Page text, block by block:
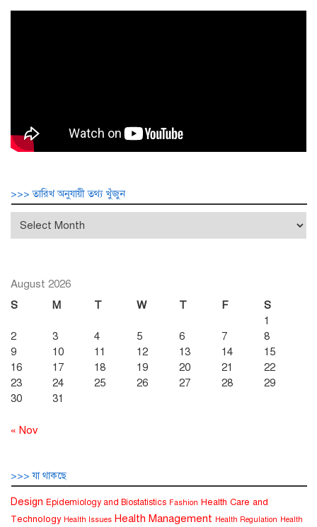
>>> তারিখ অনুযায়ী তথ্য খুঁজুন
>>>
খুঁজুন
August 2026
S
M T W T F
S
1
2
3 4 5 6 7
8
9
10 11 12 13 14
15
16
17 18 19 20 21
22
23
24 25 26 27 28
29
30
31
« Nov
>>> যা থাকছে
Design Epidemiology and Biostatistics Fashion Health Care and
Technology Health Issues Health Management Health Regulation Health